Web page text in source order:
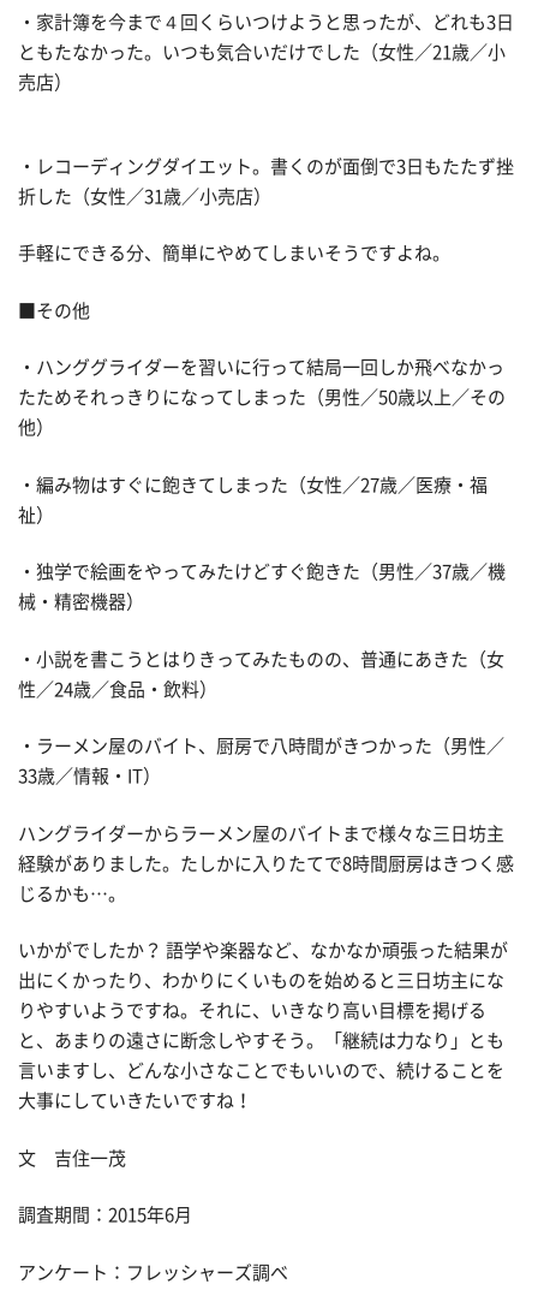
・家計簿を今まで４回くらいつけようと思ったが、どれも3日
ともたなかった。いつも気合いだけでした（女性／21歳／小
売店）
・レコーディングダイエット。書くのが面倒で3日もたたず挫
折した（女性／31歳／小売店）
手軽にできる分、簡単にやめてしまいそうですよね。
■その他
・ハンググライダーを習いに行って結局一回しか飛べなかっ
たためそれっきりになってしまった（男性／50歳以上／その
他）
・編み物はすぐに飽きてしまった（女性／27歳／医療・福
祉）
・独学で絵画をやってみたけどすぐ飽きた（男性／37歳／機
械・精密機器）
・小説を書こうとはりきってみたものの、普通にあきた（女
性／24歳／食品・飲料）
・ラーメン屋のバイト、厨房で八時間がきつかった（男性／
33歳／情報・IT）
ハングライダーからラーメン屋のバイトまで様々な三日坊主
経験がありました。たしかに入りたてで8時間厨房はきつく感
じるかも…。
いかがでしたか？ 語学や楽器など、なかなか頑張った結果が
出にくかったり、わかりにくいものを始めると三日坊主にな
りやすいようですね。それに、いきなり高い目標を掲げる
と、あまりの遠さに断念しやすそう。「継続は力なり」とも
言いますし、どんな小さなことでもいいので、続けることを
大事にしていきたいですね！
文 吉住一茂
調査期間：2015年6月
アンケート：フレッシャーズ調べ